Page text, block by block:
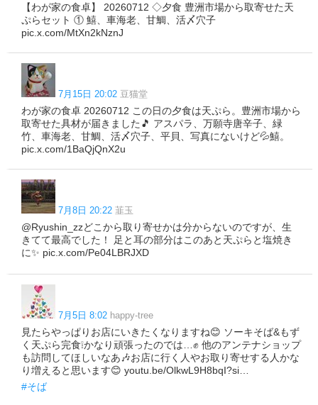
【わが家の食卓】 20260712 ◇夕食 豊洲市場から取寄せた天
ぷらセット ① 鱚、車海老、甘鯛、活〆穴子
pic.x.com/MtXn2kNznJ
7月15日 20:02 豆猫堂
わが家の食卓 20260712 この日の夕食は天ぷら。豊洲市場から
取寄せた具材が届きました🎵 アスパラ、万願寺唐辛子、緑
竹、車海老、甘鯛、活〆穴子、平貝、写真にないけど💦鱚。
pic.x.com/1BaQjQnX2u
7月8日 20:22 韮玉
@Ryushin_zzどこから取り寄せかは分からないのですが、生
きてて最高でした！ 足と耳の部分はこのあと天ぷらと塩焼き
に✨️ pic.x.com/Pe04LBRJXD
7月5日 8:02 happy-tree
見たらやっぱりお店にいきたくなりますね😊 ソーキそば&もず
く天ぷら完食❕️かなり頑張ったのでは…✊ 他のアンテナショップ
も訪問してほしいなあ🎶お店に行く人やお取り寄せする人かな
り増えると思います😊 youtu.be/OlkwL9H8bqI?si…
#そば